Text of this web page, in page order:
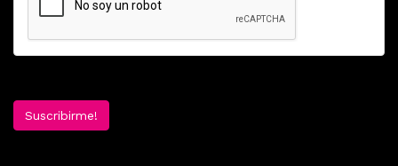
Suscribirme!